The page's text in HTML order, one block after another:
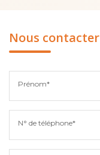
Nous contacter
Prénom*
N° de téléphone*